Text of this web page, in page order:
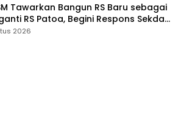
Tawarkan Bangun RS Baru sebagai
RS Patoa, Begini Respons Sekda
2026